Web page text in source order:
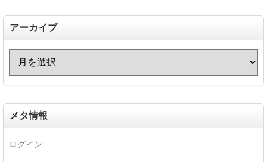
アーカイブ
メタ情報
ログイン